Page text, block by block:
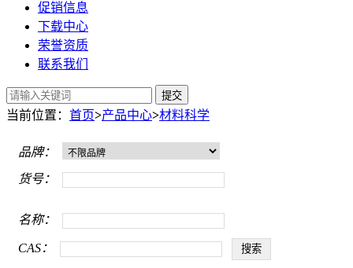
促销信息
下载中心
荣誉资质
联系我们
提交
当前位置： 首页>产品中心>材料科学
品牌：
货号：
名称：
CAS：